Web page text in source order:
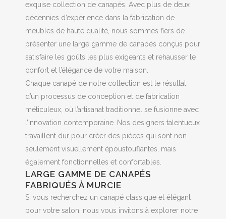
exquise collection de canapés. Avec plus de deux
décennies d’expérience dans la fabrication de
meubles de haute qualité, nous sommes fiers de
présenter une large gamme de canapés conçus pour
satisfaire les goûts les plus exigeants et rehausser le
confort et l’élégance de votre maison.
Chaque canapé de notre collection est le résultat
d’un processus de conception et de fabrication
méticuleux, où l’artisanat traditionnel se fusionne avec
l’innovation contemporaine. Nos designers talentueux
travaillent dur pour créer des pièces qui sont non
seulement visuellement époustouflantes, mais
également fonctionnelles et confortables.
LARGE GAMME DE CANAPÉS
FABRIQUÉS À MURCIE
Si vous recherchez un canapé classique et élégant
pour votre salon, nous vous invitons à explorer notre